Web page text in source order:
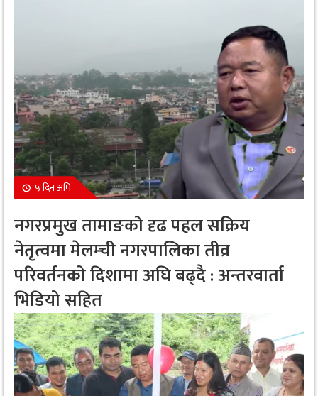
५ दिन अघि
नगरप्रमुख तामाङको दृढ पहल सक्रिय
नेतृत्वमा मेलम्ची नगरपालिका तीव्र
परिवर्तनको दिशामा अघि बढ्दै : अन्तरवार्ता
भिडियो सहित